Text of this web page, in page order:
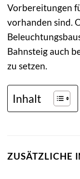
Vorbereitungen
vorhanden sind.
Bahnsteig auch
zu setzen.
Inhalt
ZUSÄTZLICHE